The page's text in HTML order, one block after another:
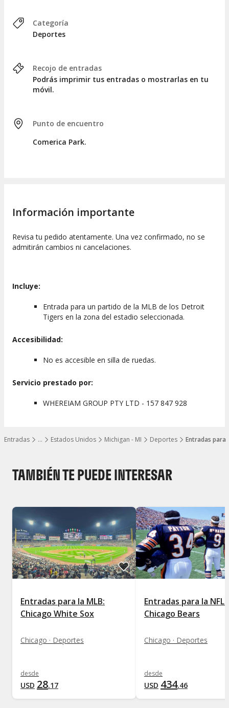
…
Mostrar todos los niveles
Entradas Estados Unidos Michigan - MI Deportes Entradas para
CALENDARIO DE LOS DETROIT TIGERS
MENORES DE 2 AÑOS
Los menores de 2 años acceden gratis, pero no tendrán un
Categoría
Deportes
Recojo de entradas
Podrás imprimir tus entradas o mostrarlas en tu
móvil.
Punto de encuentro
Comerica Park.
Información importante
Revisa tu pedido atentamente. Una vez confirmado, no se
admitirán cambios ni cancelaciones.
Incluye:
Entrada para un partido de la MLB de los Detroit
Tigers en la zona del estadio seleccionada.
Accesibilidad:
No es accesible en silla de ruedas.
Servicio prestado por:
WHEREIAM GROUP PTY LTD - 157 847 928
TAMBIÉN TE PUEDE INTERESAR
Entradas para la MLB:
Chicago White Sox
Chicago · Deportes
desde
USD 28.17
Entradas para la NFL:
Chicago Bears
Chicago · Deportes
desde
USD 434.46